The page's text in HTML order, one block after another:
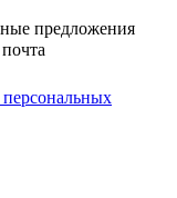
предложения
персональных